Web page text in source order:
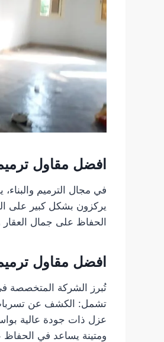
افضل مقاول
في مجال الترميم
يركزون بشكل كبير على
الحفاظ على جمال العقار
افضل مقاول
تُبرز الشركة المتخصصة
تشمل: الكشف عن تسربات
عزل ذات جودة عالية
ومتينة يساعد في